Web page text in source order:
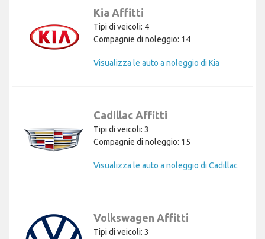
Kia Affitti
Tipi di veicoli: 4
Compagnie di noleggio: 14
Visualizza le auto a noleggio di Kia
Cadillac Affitti
Tipi di veicoli: 3
Compagnie di noleggio: 15
Visualizza le auto a noleggio di Cadillac
Volkswagen Affitti
Tipi di veicoli: 3